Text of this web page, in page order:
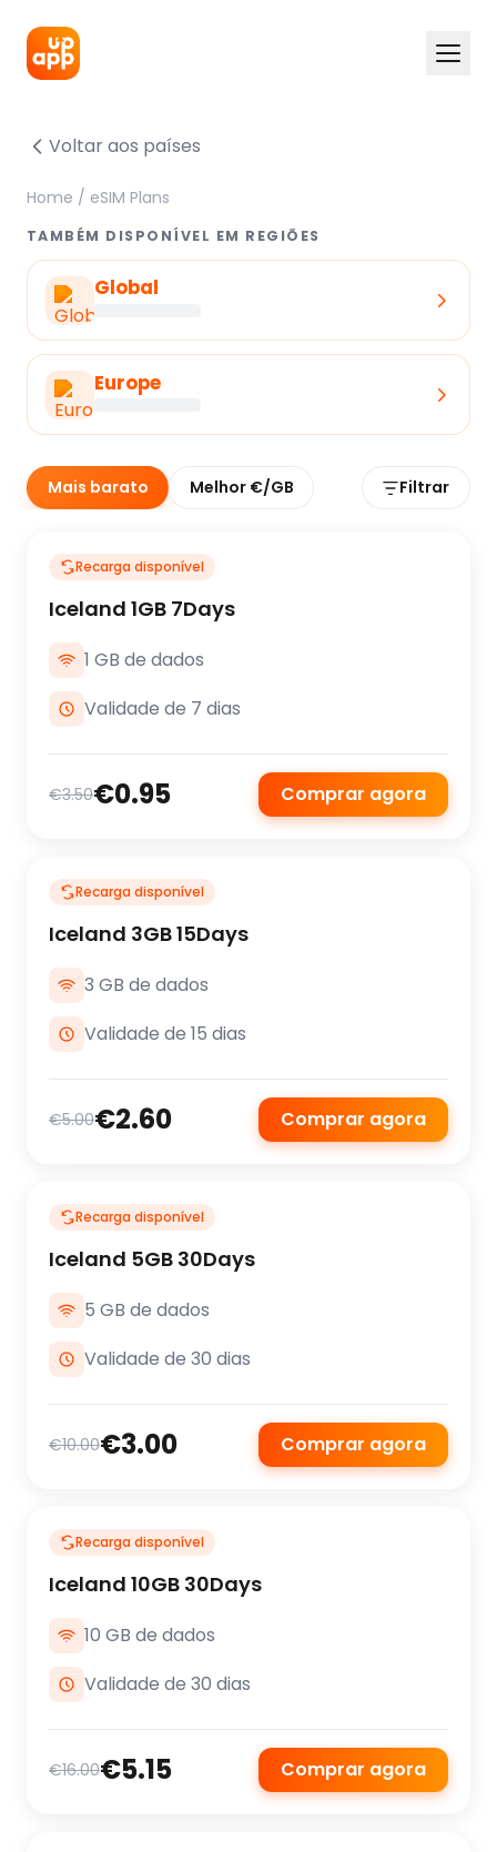
Voltar aos países
Home / eSIM Plans
TAMBÉM DISPONÍVEL EM REGIÕES
Global
Europe
Mais barato Melhor €/GB Filtrar
Recarga disponível
Iceland 1GB 7Days
1 GB de dados
Validade de 7 dias
€3.50€0.95 Comprar agora
Recarga disponível
Iceland 3GB 15Days
3 GB de dados
Validade de 15 dias
€5.00€2.60 Comprar agora
Recarga disponível
Iceland 5GB 30Days
5 GB de dados
Validade de 30 dias
€10.00€3.00 Comprar agora
Recarga disponível
Iceland 10GB 30Days
10 GB de dados
Validade de 30 dias
€16.00€5.15 Comprar agora